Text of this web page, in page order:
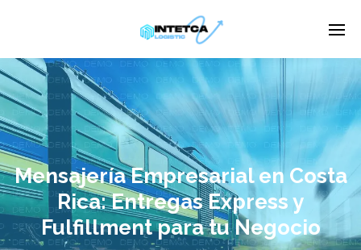
Enter tracking ID
Mensajería Empresarial en Costa
Rica: Entregas Express y
Fulfillment para tu Negocio